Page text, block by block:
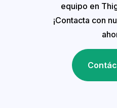
equipo en
¡Contacta con